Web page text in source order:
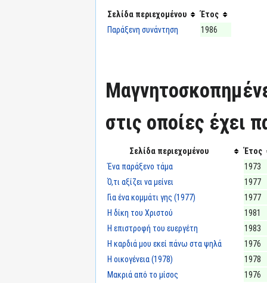
Σελίδα περιεχομένου
Έτος
Παράξενη συνάντηση
1986
στις οποίες έχει
Σελίδα περιεχομένου
Έτος
Ένα παράξενο τάμα
1973
Ό,τι αξίζει να μείνει
1977
Για ένα κομμάτι γης (1977)
1977
Η δίκη του Χριστού
1981
Η επιστροφή του ευεργέτη
1983
Η καρδιά μου εκεί πάνω στα ψηλά
1976
Η οικογένεια (1978)
1978
Μακριά από το μίσος
1976